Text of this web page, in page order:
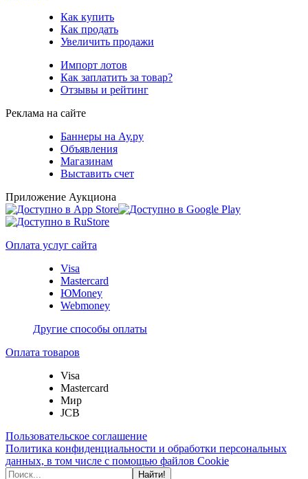
Как купить
Как продать
Увеличить продажи
Импорт лотов
Как заплатить за товар?
Отзывы и рейтинг
Реклама на сайте
Баннеры на Ау.ру
Объявления
Магазинам
Выставить счет
Приложение Аукциона
Оплата услуг сайта
Visa
Mastercard
ЮMoney
Webmoney
Другие способы оплаты
Оплата товаров
Visa
Mastercard
Мир
JCB
Пользовательское соглашение
Политика конфиденциальности и обработки персональных
данных, в том числе с помощью файлов Cookie
Найти!